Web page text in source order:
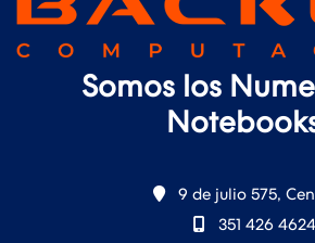
Somos los
9 de julio 575,
351 426 4624